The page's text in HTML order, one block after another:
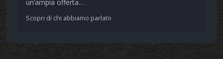
un’ampia offerta…
Scopri di chi abbiamo parlato